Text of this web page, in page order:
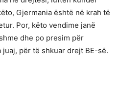
Gjermania është në krah të
Por, këto vendime janë
dhe po presim për
për të shkuar drejt BE-së.